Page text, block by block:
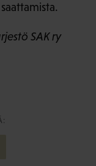
SAK ry